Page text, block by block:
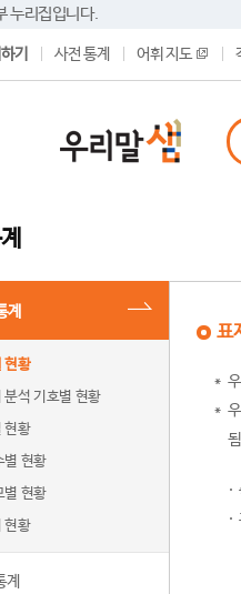
누리집입니다.
기 사전 통계 어휘 지도
계
현황
분석 기호별 현황
현황
별 현황
별 현황
현황
계
표